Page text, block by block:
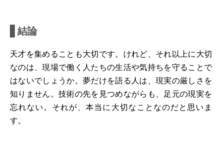
結論
天才を集めることも大切です。けれど、それ以上に大切
なのは、現場で働く人たちの生活や気持ちを守ることで
はないでしょうか。夢だけを語る人は、現実の厳しさを
知りません。技術の先を見つめながらも、足元の現実を
忘れない。それが、本当に大切なことなのだと思いま
す。